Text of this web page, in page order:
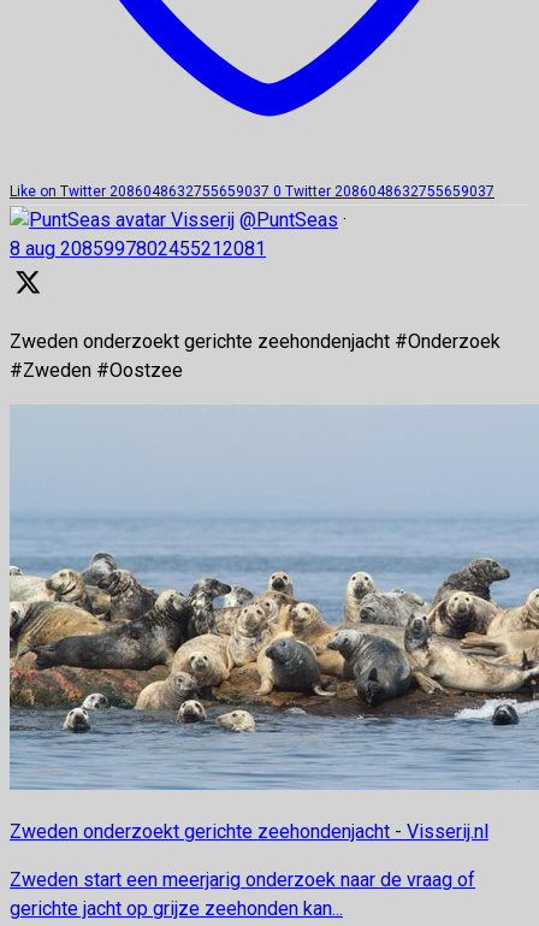
Like on Twitter 2086048632755659037 0 Twitter 2086048632755659037
Visserij @PuntSeas ·
8 aug 2085997802455212081
Zweden onderzoekt gerichte zeehondenjacht #Onderzoek
#Zweden #Oostzee
Zweden onderzoekt gerichte zeehondenjacht - Visserij.nl
Zweden start een meerjarig onderzoek naar de vraag of
gerichte jacht op grijze zeehonden kan...